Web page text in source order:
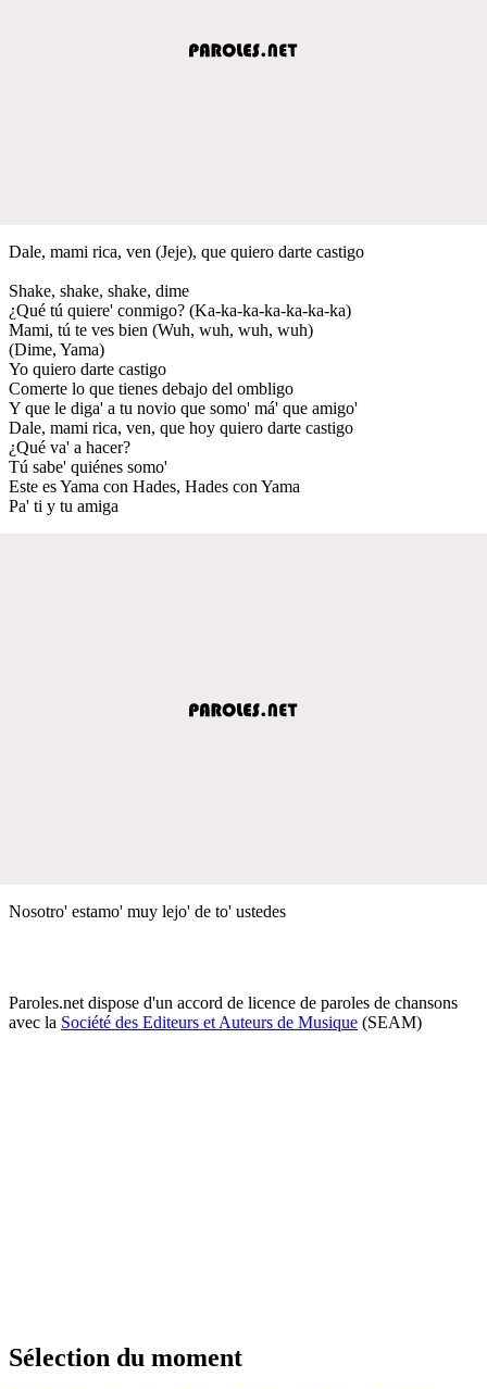
Dale, mami rica, ven (Jeje), que quiero darte castigo
Shake, shake, shake, dime
¿Qué tú quiere' conmigo? (Ka-ka-ka-ka-ka-ka-ka)
Mami, tú te ves bien (Wuh, wuh, wuh, wuh)
(Dime, Yama)
Yo quiero darte castigo
Comerte lo que tienes debajo del ombligo
Y que le diga' a tu novio que somo' má' que amigo'
Dale, mami rica, ven, que hoy quiero darte castigo
¿Qué va' a hacer?
Tú sabe' quiénes somo'
Este es Yama con Hades, Hades con Yama
Pa' ti y tu amiga
Nosotro' estamo' muy lejo' de to' ustedes
Paroles.net dispose d'un accord de licence de paroles de chansons
avec la Société des Editeurs et Auteurs de Musique (SEAM)
Sélection du moment